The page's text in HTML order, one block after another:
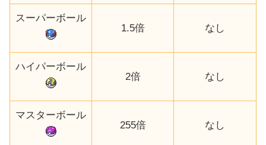
スーパーボール
1.5倍
なし
ハイパーボール
2倍
なし
マスターボール
255倍
なし